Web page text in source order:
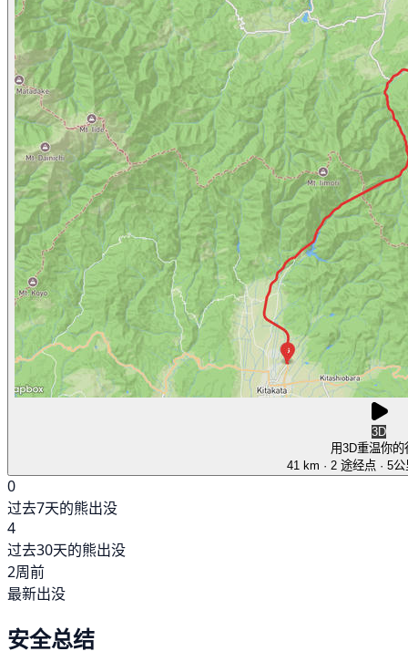
3D
用3D重温你的
41 km · 2 途经点 · 5
0
过去7天的熊出没
4
过去30天的熊出没
2周前
最新出没
安全总结